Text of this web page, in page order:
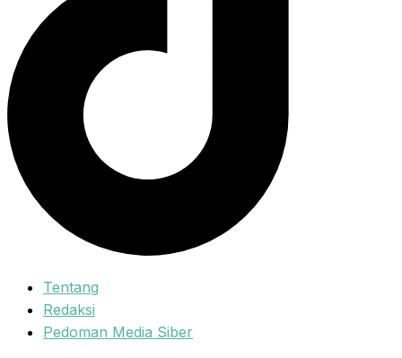
Tentang
Redaksi
Pedoman Media Siber